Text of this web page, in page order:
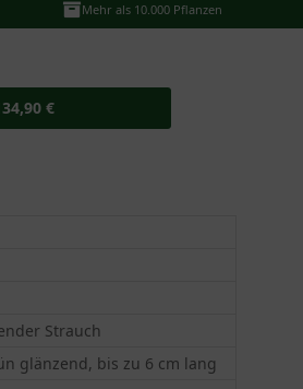
Mehr als 10.000 Pflanzen
€
Strauch
glänzend, bis zu 6 cm lang